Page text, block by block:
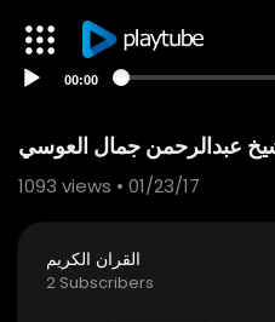
00:00
1093 views • 01/23/17
القران الكريم
2 Subscribers